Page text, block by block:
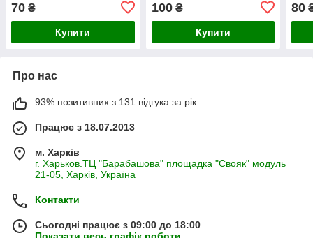
70 ₴
Купити
100₴
Купити
80
Про нас
93% позитивних з 131 відгука за рік
Працює з 18.07.2013
м. Харків
г. Харьков.ТЦ "Барабашова" площадка "Свояк" модуль
21-05, Харків, Україна
Контакти
Сьогодні працює з 09:00 до 18:00